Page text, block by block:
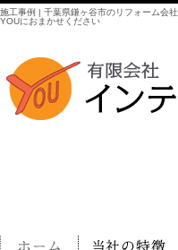
施工事例 | 千葉県鎌ヶ谷市のリフォーム会
YOUにおまかせください